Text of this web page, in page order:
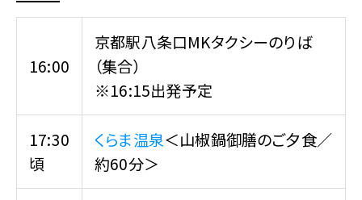
16:00
京都駅八条口MKタクシーのりば
（集合）
※16:15出発予定
17:30
頃
くらま温泉＜山椒鍋御膳のご夕食／
約60分＞